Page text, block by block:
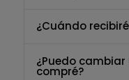
¿Cuándo
¿Puedo
compré?